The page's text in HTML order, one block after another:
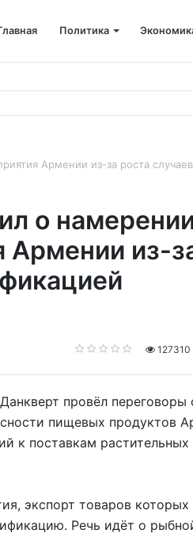
Политика
терапевтического корпуса
Армении из-за роста
о
Армении из-
127310
провёл переговоры
пищевых продуктов
к поставкам растительных
экспорт товаров
Речь идёт о